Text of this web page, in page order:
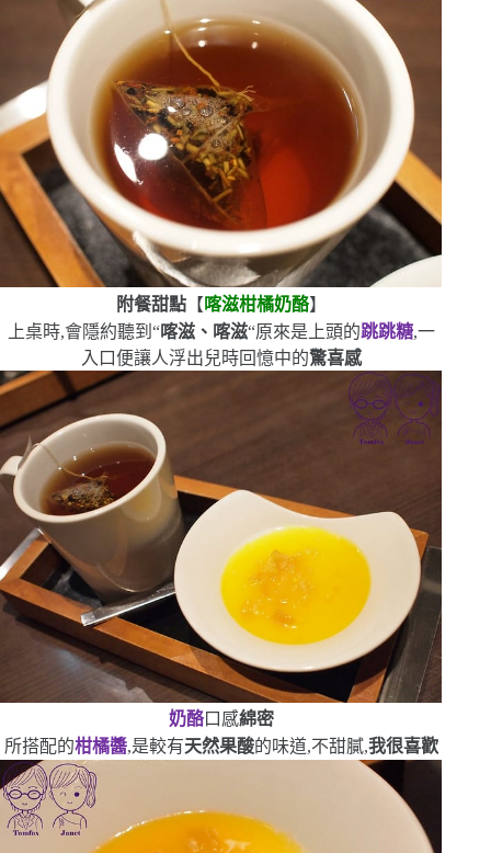
附餐甜點【喀滋柑橘奶酪】
上桌時,會隱約聽到 “喀滋、喀滋“原來是上頭的跳跳糖,一
入口便讓人浮出兒時回憶中的驚喜感
奶酪口感綿密
所搭配的柑橘醬,是較有天然果酸的味道,不甜膩,我很喜歡